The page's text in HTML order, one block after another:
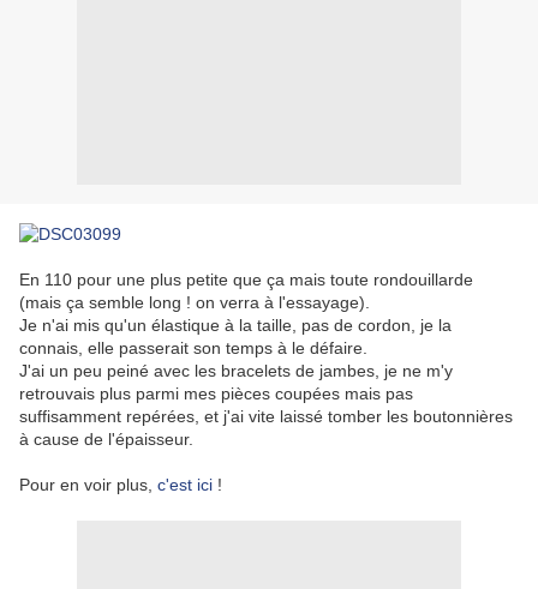
En 110 pour une plus petite que ça mais toute rondouillarde
(mais ça semble long ! on verra à l'essayage).
Je n'ai mis qu'un élastique à la taille, pas de cordon, je la
connais, elle passerait son temps à le défaire.
J'ai un peu peiné avec les bracelets de jambes, je ne m'y
retrouvais plus parmi mes pièces coupées mais pas
suffisamment repérées, et j'ai vite laissé tomber les boutonnières
à cause de l'épaisseur.
Pour en voir plus, c'est ici !